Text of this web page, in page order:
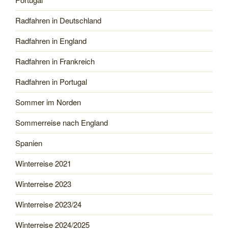
Radfahren in Deutschland
Radfahren in England
Radfahren in Frankreich
Radfahren in Portugal
Sommer im Norden
Sommerreise nach England
Spanien
Winterreise 2021
Winterreise 2023
Winterreise 2023/24
Winterreise 2024/2025